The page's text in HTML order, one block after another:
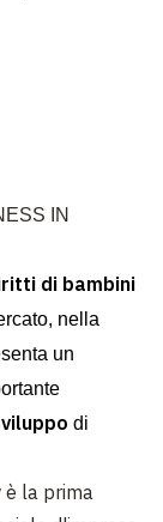
IN
di bambini
nella
un
di
è la prima